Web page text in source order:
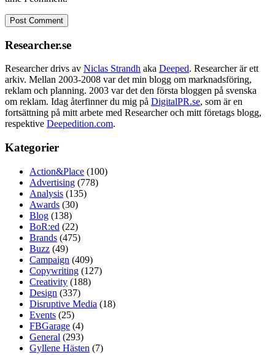
Researcher.se
Researcher drivs av Niclas Strandh aka Deeped. Researcher är ett
arkiv. Mellan 2003-2008 var det min blogg om marknadsföring,
reklam och planning. 2003 var det den första bloggen på svenska
om reklam. Idag återfinner du mig på DigitalPR.se, som är en
fortsättning på mitt arbete med Researcher och mitt företags blogg,
respektive Deepedition.com.
Kategorier
Action&Place (100)
Advertising (778)
Analysis (135)
Awards (30)
Blog (138)
BoR:ed (22)
Brands (475)
Buzz (49)
Campaign (409)
Copywriting (127)
Creativity (188)
Design (337)
Disruptive Media (18)
Events (25)
FBGarage (4)
General (293)
Gyllene Hästen (7)